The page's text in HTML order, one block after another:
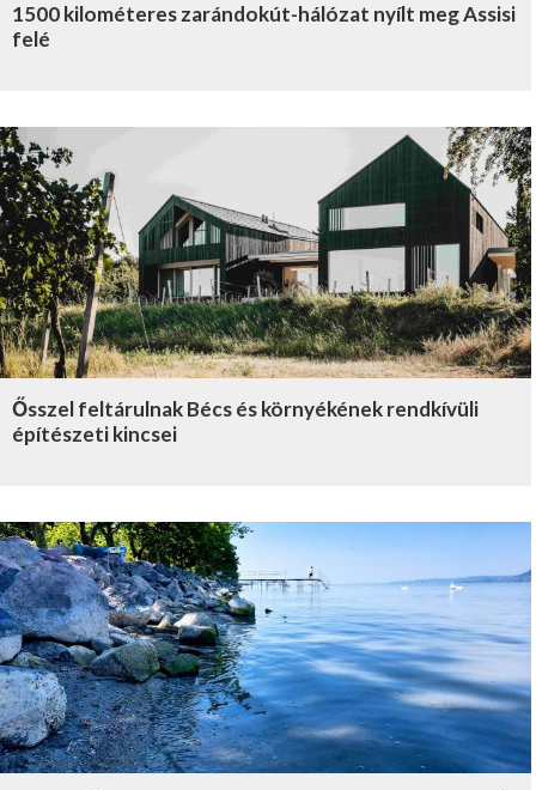
1500 kilométeres zarándokút-hálózat nyílt meg Assisi
felé
Ősszel feltárulnak Bécs és környékének rendkívüli
építészeti kincsei